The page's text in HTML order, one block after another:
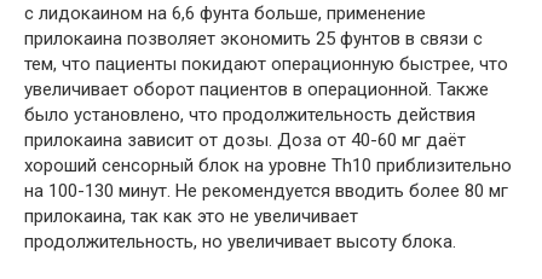
с лидокаином на 6,6 фунта больше, применение
прилокаина позволяет экономить 25 фунтов в связи с
тем, что пациенты покидают операционную быстрее, что
увеличивает оборот пациентов в операционной. Также
было установлено, что продолжительность действия
прилокаина зависит от дозы. Доза от 40-60 мг даёт
хороший сенсорный блок на уровне Th10 приблизительно
на 100-130 минут. Не рекомендуется вводить более 80 мг
прилокаина, так как это не увеличивает
продолжительность, но увеличивает высоту блока.